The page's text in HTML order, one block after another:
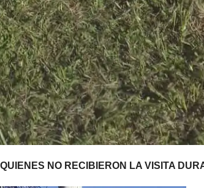
NO RECIBIERON LA VISITA